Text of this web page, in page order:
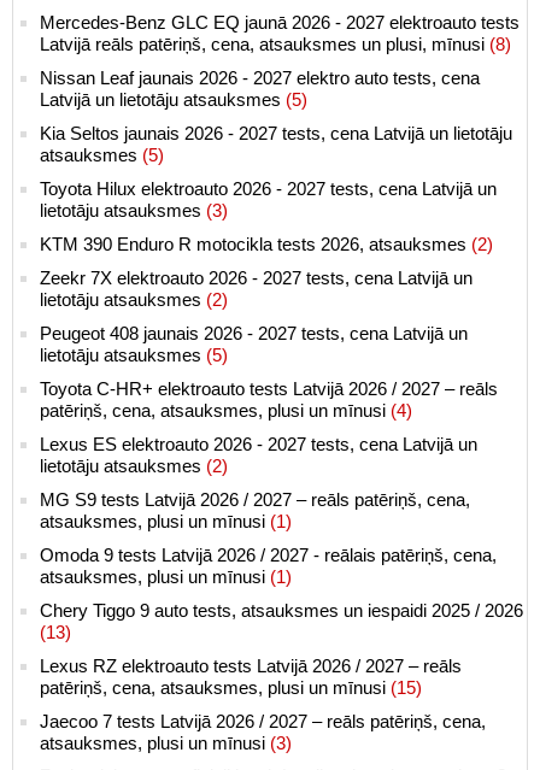
Mercedes-Benz GLC EQ jaunā 2026 - 2027 elektroauto tests
Latvijā reāls patēriņš, cena, atsauksmes un plusi, mīnusi (8)
Nissan Leaf jaunais 2026 - 2027 elektro auto tests, cena
Latvijā un lietotāju atsauksmes (5)
Kia Seltos jaunais 2026 - 2027 tests, cena Latvijā un lietotāju
atsauksmes (5)
Toyota Hilux elektroauto 2026 - 2027 tests, cena Latvijā un
lietotāju atsauksmes (3)
KTM 390 Enduro R motocikla tests 2026, atsauksmes (2)
Zeekr 7X elektroauto 2026 - 2027 tests, cena Latvijā un
lietotāju atsauksmes (2)
Peugeot 408 jaunais 2026 - 2027 tests, cena Latvijā un
lietotāju atsauksmes (5)
Toyota C-HR+ elektroauto tests Latvijā 2026 / 2027 – reāls
patēriņš, cena, atsauksmes, plusi un mīnusi (4)
Lexus ES elektroauto 2026 - 2027 tests, cena Latvijā un
lietotāju atsauksmes (2)
MG S9 tests Latvijā 2026 / 2027 – reāls patēriņš, cena,
atsauksmes, plusi un mīnusi (1)
Omoda 9 tests Latvijā 2026 / 2027 - reālais patēriņš, cena,
atsauksmes, plusi un mīnusi (1)
Chery Tiggo 9 auto tests, atsauksmes un iespaidi 2025 / 2026
(13)
Lexus RZ elektroauto tests Latvijā 2026 / 2027 – reāls
patēriņš, cena, atsauksmes, plusi un mīnusi (15)
Jaecoo 7 tests Latvijā 2026 / 2027 – reāls patēriņš, cena,
atsauksmes, plusi un mīnusi (3)